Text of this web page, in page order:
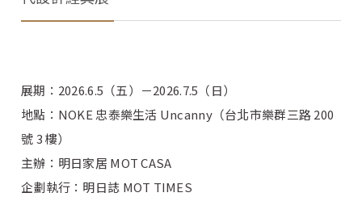
展期：2026.6.5（五）－2026.7.5（日）
地點：NOKE 忠泰樂生活 Uncanny（台北市樂群三路 200
號 3 樓）
主辦：明日家居 MOT CASA
企劃執行：明日誌 MOT TIMES